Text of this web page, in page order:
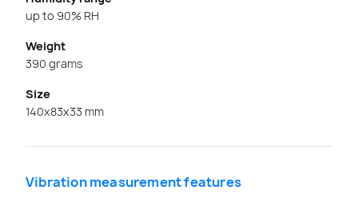
up to 90% RH
Weight
390 grams
Size
140x83x33 mm
Vibration measurement features